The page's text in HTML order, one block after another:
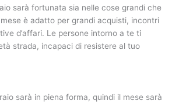
sarà fortunata sia nelle cose grandi che
è adatto per grandi acquisti, incontri
d’affari. Le persone intorno a te ti
strada, incapaci di resistere al tuo
sarà in piena forma, quindi il mese sarà